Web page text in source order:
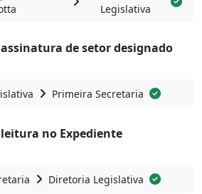
Legislativa
de setor designado
Primeira Secretaria
no Expediente
Diretoria Legislativa